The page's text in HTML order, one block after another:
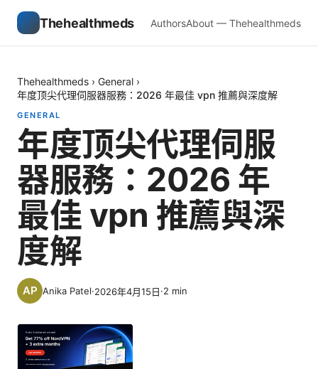
Thehealthmeds AuthorsAbout — Thehealthmeds
Thehealthmeds › General ›
年度顶尖代理伺服器服務：2026 年最佳 vpn 推薦與深度解
GENERAL
年度顶尖代理伺服
器服務：2026 年
最佳 vpn 推薦與深
度解
Anika Patel·2026年4月15日·2 min